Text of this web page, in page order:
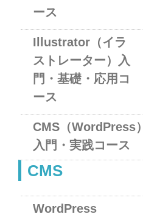
ース
Illustrator（イラ
ストレーター）入
門・基礎・応用コ
ース
CMS（WordPress）
入門・実践コース
CMS
WordPress